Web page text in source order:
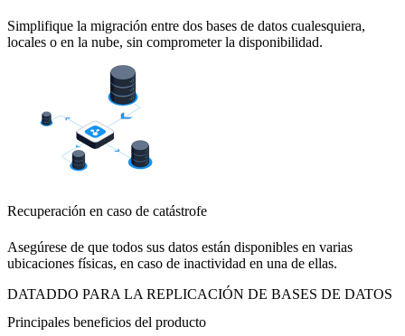
Simplifique la migración entre dos bases de datos cualesquiera,
locales o en la nube, sin comprometer la disponibilidad.
Recuperación en caso de catástrofe
Asegúrese de que todos sus datos están disponibles en varias
ubicaciones físicas, en caso de inactividad en una de ellas.
DATADDO PARA LA REPLICACIÓN DE BASES DE DATOS
Principales beneficios del producto